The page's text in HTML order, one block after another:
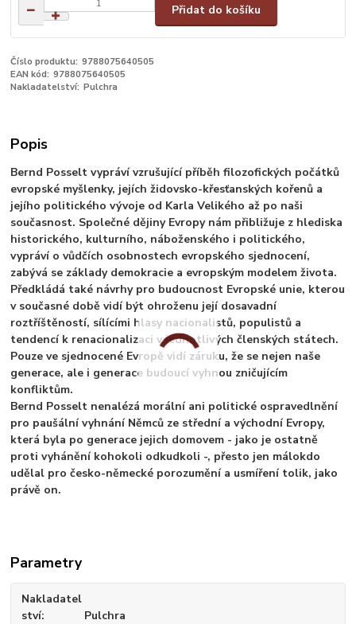
Přidat do košíku
Číslo produktu: 9788075640505
EAN kód: 9788075640505
Nakladatelství: Pulchra
Popis
Bernd Posselt vypráví vzrušující příběh filozofických počátků
evropské myšlenky, jejích židovsko-křesťanských kořenů a
jejího politického vývoje od Karla Velikého až po naši
současnost. Společné dějiny Evropy nám přibližuje z hlediska
historického, kulturního, náboženského i politického,
vypráví o vůdčích osobnostech evropského sjednocení,
zabývá se základy demokracie a evropským modelem života.
Předkládá také návrhy pro budoucnost Evropské unie, kterou
v současné době vidí být ohroženu její dosavadní
roztříštěností, sílícími hlasy nacionalistů, populistů a
tendencí k renacionalizaci v jednotlivých členských státech.
Pouze ve sjednocené Evropě vidí záruku, že se nejen naše
generace, ale i generace budoucí vyhnou zničujícím
konfliktům.
Bernd Posselt nenalézá morální ani politické ospravedlnění
pro paušální vyhnání Němců ze střední a východní Evropy,
která byla po generace jejich domovem - jako je ostatně
proti vyhánění kohokoli odkudkoli -, přesto jen málokdo
udělal pro česko-německé porozumění a usmíření tolik, jako
právě on.
Parametry
Nakladatel
ství
Pulchra